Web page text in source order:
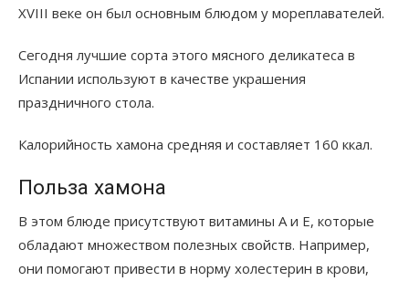
XVIII веке он был основным блюдом у мореплавателей.
Сегодня лучшие сорта этого мясного деликатеса в
Испании используют в качестве украшения
праздничного стола.
Калорийность хамона средняя и составляет 160 ккал.
Польза хамона
В этом блюде присутствуют витамины А и Е, которые
обладают множеством полезных свойств. Например,
они помогают привести в норму холестерин в крови,